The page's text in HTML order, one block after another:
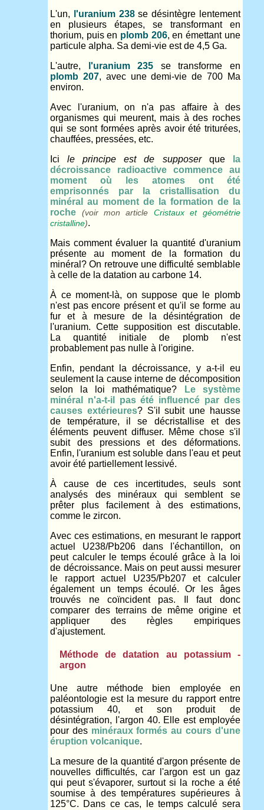
L'un,
l'uranium 238se désintègre lentement
en plusieurs étapes, se transformant en
thorium, puis en plomb 206, en émettant une
particule alpha. Sa demi-vie est de 4,5 Ga.
L'autre,
l'uranium 235 se transforme en
plomb 207, avec une demi-vie de 700 Ma
environ.
Avec l'uranium, on n'a pas affaire à des
organismes qui meurent, mais à des roches
qui se sont formées après avoir été triturées,
chauffées, pressées, etc.
Icile principe est de supposerque
la
décroissance radioactive commence au
moment où les atomes ont été
emprisonnés par la cristallisation du
minéral au moment de la formation de la
roche
(voir mon article Cristaux et géométrie
cristalline).
Mais comment évaluer la quantité d'uranium
présente au moment de la formation du
minéral? On retrouve une difficulté semblable
à celle de la datation au carbone 14.
À ce moment-là, on suppose que le plomb
n'est pas encore présent et qu'il se forme au
fur et à mesure de la désintégration de
l'uranium. Cette supposition est discutable.
La quantité initiale de plomb n'est
probablement pas nulle à l'origine.
Enfin, pendant la décroissance, y a-t-il eu
seulement la cause interne de décomposition
selon la loi mathématique?
Le système
minéral n'a-t-il pas été influencé par des
causes extérieures? S'il subit une hausse
de température, il se décristallise et des
éléments peuvent diffuser. Même chose s'il
subit des pressions et des déformations.
Enfin, l'uranium est soluble dans l'eau et peut
avoir été partiellement lessivé.
À cause de ces incertitudes, seuls sont
analysés des minéraux qui semblent se
prêter plus facilement à des estimations,
comme le zircon.
Avec ces estimations, en mesurant le rapport
actuel U238/Pb206 dans l'échantillon, on
peut calculer le temps écoulé grâce à la loi
de décroissance. Mais on peut aussi mesurer
le rapport actuel U235/Pb207 et calculer
également un temps écoulé. Or les âges
trouvés ne coïncident pas. Il faut donc
comparer des terrains de même origine et
appliquer des règles empiriques
d'ajustement.
Méthode de datation au potassium -
argon
Une autre méthode bien employée en
paléontologie est la mesure du rapport entre
potassium 40, et son produit de
désintégration, l'argon 40. Elle est employée
pour des minéraux formés au cours d'une
éruption volcanique.
La mesure de la quantité d'argon présente de
nouvelles difficultés, car l'argon est un gaz
qui peut s'évaporer, surtout si la roche a été
soumise à des températures supérieures à
125°C. Dans ce cas, le temps calculé sera